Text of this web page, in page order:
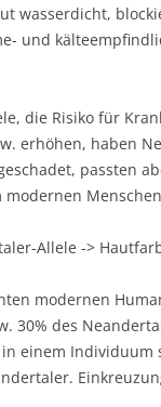
wasserdicht,
und
die Risiko für
erhöhen, haben
passten
modernen
Allele ->
modernen
30% des
einem Individuum